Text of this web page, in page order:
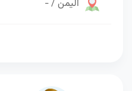
اليمن / -